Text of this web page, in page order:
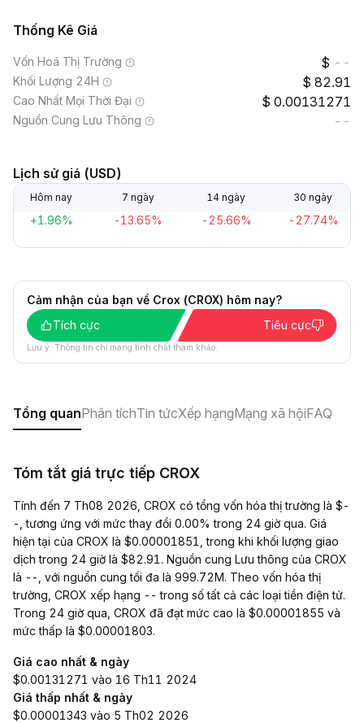
Thống Kê Giá
Vốn Hoá Thị Trường --
Khối Lượng 24H 82.91
Cao Nhất Mọi Thời Đại 0.00131271
Nguồn Cung Lưu Thông --
Lịch sử giá (USD)
Hôm nay 7 ngày 14 ngày 30 ngày
+1.96% -13.65% -25.66% -27.74%
Cảm nhận của bạn về Crox (CROX) hôm nay?
Tích cực
Tiêu cực
Lưu ý: Thông tin chỉ mang tính chất tham khảo.
Tổng quanPhân tíchTin tứcXếp hạngMạng xã hộiFAQ
Tóm tắt giá trực tiếp CROX
Tính đến 7 Th08 2026, CROX có tổng vốn hóa thị trường là $-
-, tương ứng với mức thay đổi 0.00% trong 24 giờ qua. Giá
hiện tại của CROX là $0.00001851, trong khi khối lượng giao
dịch trong 24 giờ là $82.91. Nguồn cung Lưu thông của CROX
là --, với nguồn cung tối đa là 999.72M. Theo vốn hóa thị
trường, CROX xếp hạng -- trong số tất cả các loại tiền điện tử.
Trong 24 giờ qua, CROX đã đạt mức cao là $0.00001855 và
mức thấp là $0.00001803.
Giá cao nhất & ngày
$0.00131271 vào 16 Th11 2024
Giá thấp nhất & ngày
$0.00001343 vào 5 Th02 2026